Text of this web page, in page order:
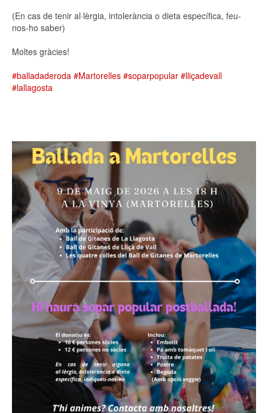
(En cas de tenir al·lèrgia, intolerància o dieta específica, feu-
nos-ho saber)
Moltes gràcies!
#balladaderoda #Martorelles #soparpopular #lliçadevall
#lallagosta